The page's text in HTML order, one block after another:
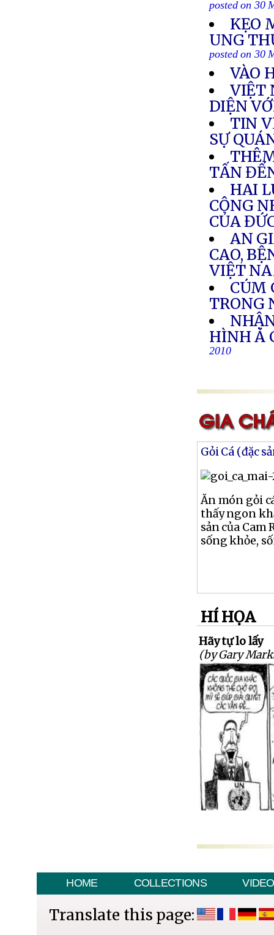
posted on 30
KẸO
UNG
posted on 30
VÀO
VIỆT
DIỆN
TIN
SỰ
TẤN
HAI
CÔNG
CỦA
AN
CAO,
VIỆT
CÚM
TRONG
HÌNH Á
2010
Gỏi Cá (đặc
Ăn món gỏi
thấy ngon
sản của
sống khỏe,
HÍ HỌA
Hãy tự lo lấy
(by Gary
HOME COLLECTIONS VIDEO
Translate this page: